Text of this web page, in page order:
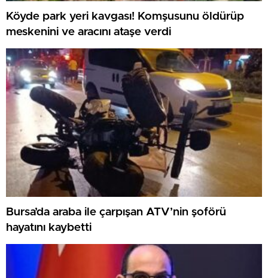
Köyde park yeri kavgası! Komşusunu öldürüp
meskenini ve aracını ataşe verdi
Bursa’da araba ile çarpışan ATV’nin şoförü
hayatını kaybetti